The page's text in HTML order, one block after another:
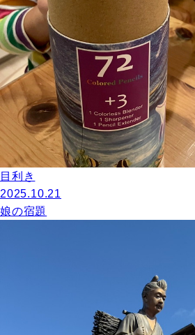
目利き
2025.10.21
娘の宿題